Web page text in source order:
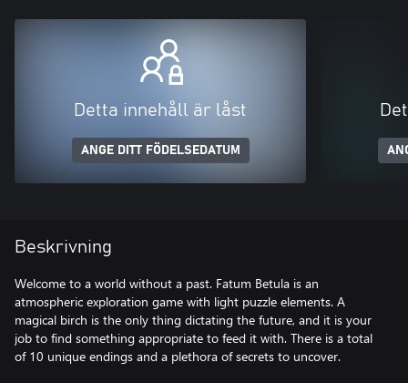
Detta innehåll är låst
ANGE DITT FÖDELSEDATUM
Beskrivning
Welcome to a world without a past. Fatum Betula is an
atmospheric exploration game with light puzzle elements. A
magical birch is the only thing dictating the future, and it is your
job to find something appropriate to feed it with. There is a total
of 10 unique endings and a plethora of secrets to uncover.